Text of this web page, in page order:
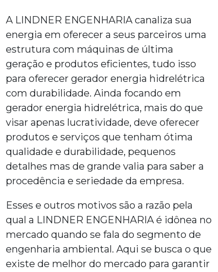
A LINDNER ENGENHARIA canaliza sua
energia em oferecer a seus parceiros uma
estrutura com máquinas de última
geração e produtos eficientes, tudo isso
para oferecer gerador energia hidrelétrica
com durabilidade. Ainda focando em
gerador energia hidrelétrica, mais do que
visar apenas lucratividade, deve oferecer
produtos e serviços que tenham ótima
qualidade e durabilidade, pequenos
detalhes mas de grande valia para saber a
procedência e seriedade da empresa.
Esses e outros motivos são a razão pela
qual a LINDNER ENGENHARIA é idônea no
mercado quando se fala do segmento de
engenharia ambiental. Aqui se busca o que
existe de melhor do mercado para garantir